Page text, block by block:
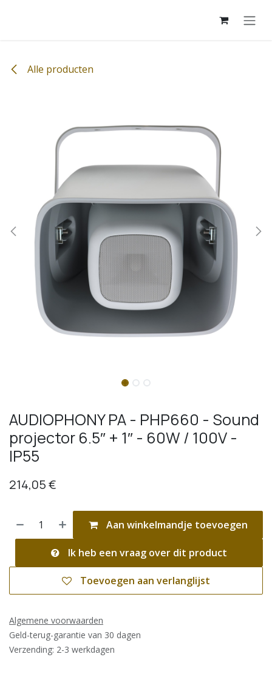
Alle producten
AUDIOPHONY PA - PHP660 - Sound
projector 6.5″ + 1″ - 60W / 100V -
IP55
214,05€
Aan winkelmandje toevoegen
Ik heb een vraag over dit product
Toevoegen aan verlanglijst
Algemene voorwaarden
Geld-terug-garantie van 30 dagen
Verzending: 2-3 werkdagen